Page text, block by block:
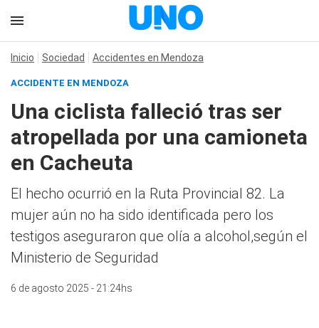
Inicio Sociedad Accidentes en Mendoza
ACCIDENTE EN MENDOZA
Una ciclista falleció tras ser
atropellada por una camioneta
en Cacheuta
El hecho ocurrió en la Ruta Provincial 82. La
mujer aún no ha sido identificada pero los
testigos aseguraron que olía a alcohol,según el
Ministerio de Seguridad
6 de agosto 2025 - 21:24hs